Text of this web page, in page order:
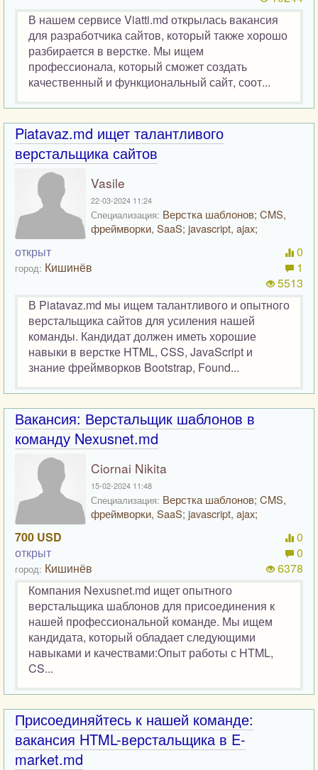
В нашем сервисе Viatti.md открылась вакансия
для разработчика сайтов, который также хорошо
разбирается в верстке. Мы ищем
профессионала, который сможет создать
качественный и функциональный сайт, соот...
Piatavaz.md ищет талантливого
верстальщика сайтов
Vasile
22-03-2024 11:24
Специализация: Верстка шаблонов; CMS,
фреймворки, SaaS; javascript, ajax;
открыт
город: Кишинёв
0
1
5513
В Piatavaz.md мы ищем талантливого и опытного
верстальщика сайтов для усиления нашей
команды. Кандидат должен иметь хорошие
навыки в верстке HTML, CSS, JavaScript и
знание фреймворков Bootstrap, Found...
Вакансия: Верстальщик шаблонов в
команду Nexusnet.md
Ciornai Nikita
15-02-2024 11:48
Специализация: Верстка шаблонов; CMS,
фреймворки, SaaS; javascript, ajax;
700 USD
открыт
город: Кишинёв
0
0
6378
Компания Nexusnet.md ищет опытного
верстальщика шаблонов для присоединения к
нашей профессиональной команде. Мы ищем
кандидата, который обладает следующими
навыками и качествами:Опыт работы с HTML,
CS...
Присоединяйтесь к нашей команде:
вакансия HTML-верстальщика в E-
market.md